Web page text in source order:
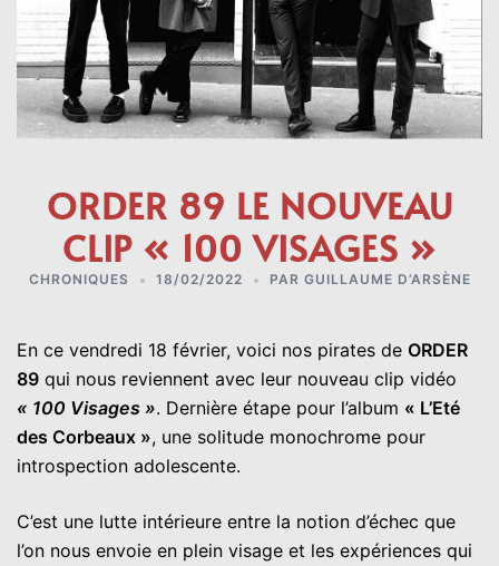
ORDER 89 LE NOUVEAU
CLIP « 100 VISAGES »
CHRONIQUES 18/02/2022 PAR GUILLAUME D’ARSÈNE
En ce vendredi 18 février, voici nos pirates de ORDER
89 qui nous reviennent avec leur nouveau clip vidéo
« 100 Visages ». Dernière étape pour l’album « L’Eté
des Corbeaux », une solitude monochrome pour
introspection adolescente.
C’est une lutte intérieure entre la notion d’échec que
l’on nous envoie en plein visage et les expériences qui